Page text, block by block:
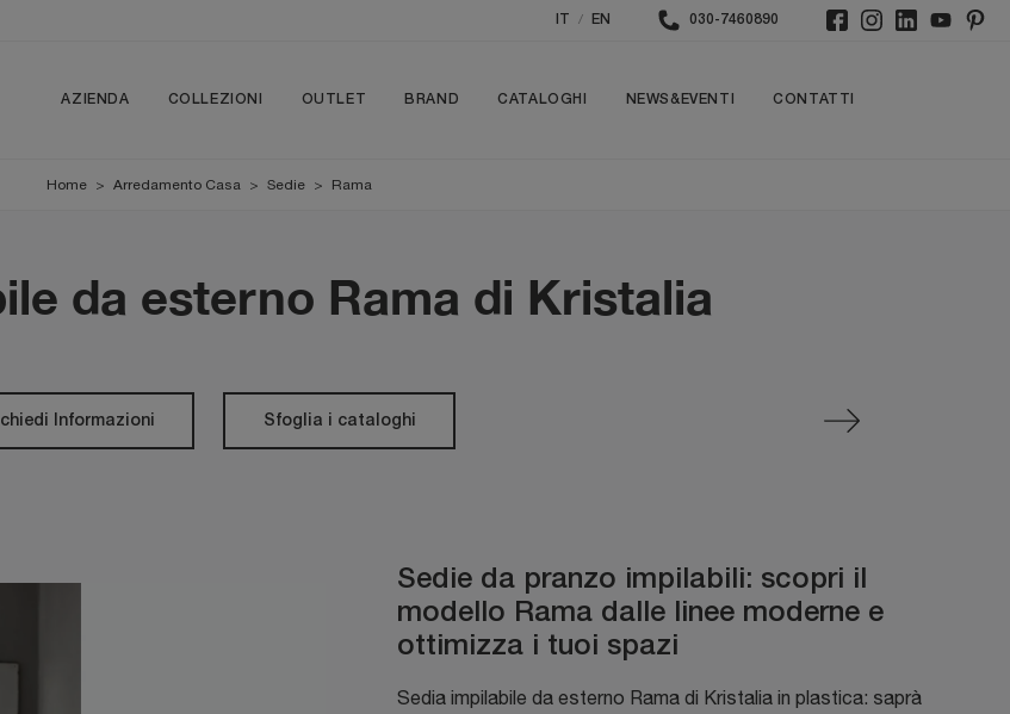
/ EN 030-7460890
AZIENDA COLLEZIONI OUTLET BRAND CATALOGHI NEWS&EVENTI CONTATTI
Home > Arredamento Casa > Sedie > Rama
da esterno Rama di Kristalia
Informazioni Sfoglia i cataloghi
Sedie da pranzo impilabili: scopri il
modello Rama dalle linee moderne e
ottimizza i tuoi spazi
Sedia impilabile da esterno Rama di Kristalia in plastica: saprà